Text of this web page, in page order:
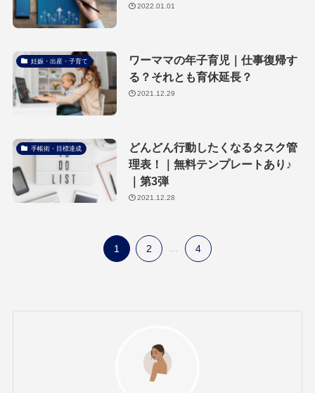
2022.01.01
妊娠・出産・子育て
ワーママの年子育児｜仕事復帰す
る？それとも育休延長？
2021.12.29
手帳術・目標達成
どんどん行動したくなるタスク管
理表！｜無料テンプレートあり♪
｜第3弾
2021.12.28
1 2 ... 4